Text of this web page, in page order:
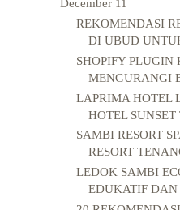
December 11
REKOMENDASI
DI UBUD
SHOPIFY
MENGURANGI
LAPRIMA HOTEL
HOTEL
SAMBI RESORT
RESORT
LEDOK SAMBI
EDUKATIF